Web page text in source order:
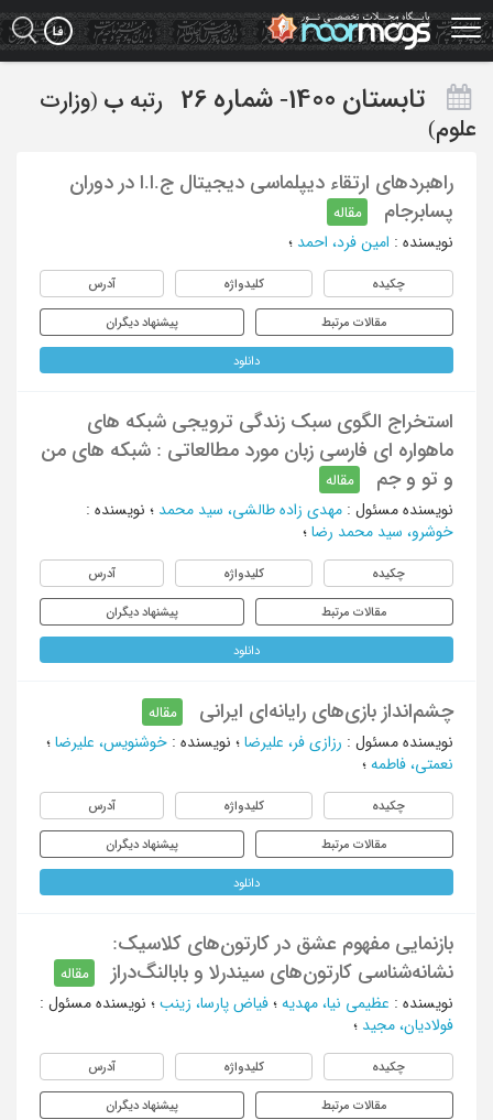
Skip
to
main
تابستان 1400- شماره 26 رتبه ب (وزارت
علوم)
راهبردهای ارتقاء دیپلماسی دیجیتال ج.ا.ا در دوران
پسابرجام
مقاله
نویسنده : امین فرد، احمد ؛
چکیده کلیدواژه آدرس
مقالات مرتبط پیشنهاد دیگران
دانلود
استخراج الگوی سبک زندگی ترویجی شبکه های
ماهواره ای فارسی زبان مورد مطالعاتی : شبکه های من
و تو و جم
مقاله
نویسنده مسئول : مهدی زاده طالشی، سید محمد ؛ نویسنده :
خوشرو، سید محمد رضا ؛
چکیده کلیدواژه آدرس
مقالات مرتبط پیشنهاد دیگران
دانلود
چشم‌انداز بازی‌های رایانه‌ای ایرانی
مقاله
نویسنده مسئول : رزازی فر، علیرضا ؛ نویسنده : خوشنویس، علیرضا ؛
نعمتی، فاطمه ؛
چکیده کلیدواژه آدرس
مقالات مرتبط پیشنهاد دیگران
دانلود
بازنمایی مفهوم عشق در کارتون‌های کلاسیک:
نشانه‌شناسی کارتون‌های سیندرلا و بابالنگ‌دراز
مقاله
نویسنده : عظیمی نیا، مهدیه ؛ فیاض پارسا، زینب ؛ نویسنده مسئول :
فولادیان، مجید ؛
چکیده کلیدواژه آدرس
مقالات مرتبط پیشنهاد دیگران